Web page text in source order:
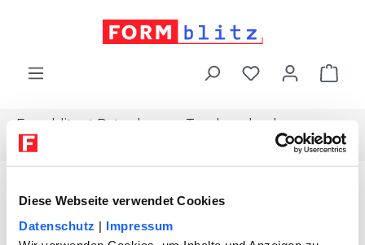
Diese Webseite verwendet Cookies
Datenschutz | Impressum
Formblitz Ratgeber
Topdownload
Privater-darlehensvertrag